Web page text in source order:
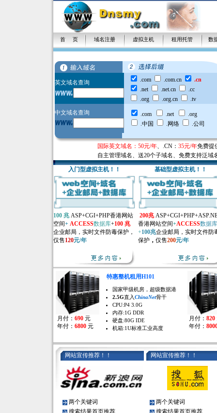
首 页 域名注册 虚拟主机 租用托管 数
英文域名查询 .com .com.cn
.cn
.net
.net.cn
.cc
.org
.org.cn
.tv
中文域名查询
.com .net
.org
.中国
.网络 .公司
国际英文域名：50元/年、 .CN： 35元/年免费提
自主管理域名、送20个子域名、免费支持泛域
入门型虚拟主机！！ 基础型虚拟主机！！
100 兆 ASP+CGI+PHP香港网站
空间+ ACCESS数据库+100 兆
企业邮局，实时文件防毒保护，
仅售120元/年
200兆
香港网站空间+ACCESS数据库
+100兆企业邮局，实时文件防
保护 ， 仅售200元/年
月付： 690 元
年付： 6800 元
特惠整机租用H101
月付： 820
年付：
国家甲级机房，超级数据港
2.5G直入ChinaNet骨干
CPU:P4 3.0G
内存:1G DDR
硬盘:80G IDE
机箱:1U标准工业高度
网站宣传推荐！！ 网站宣传推荐！！
两个关键词
搜索结果首页推荐
两个关键词
搜索结果首页推荐